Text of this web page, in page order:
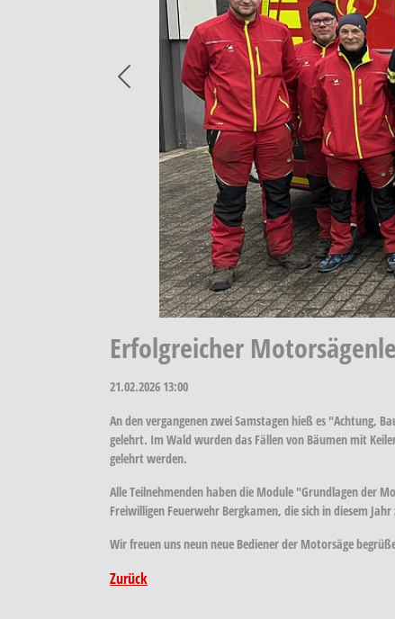
Previous
Erfolgreicher
21.02.2026 13:00
An den vergangenen zwei Samstagen hieß es "Achtung,
gelehrt. Im Wald wurden das Fällen von Bäumen mit
gelehrt werden.
Alle Teilnehmenden haben die Module "Grundlagen der
Freiwilligen Feuerwehr Bergkamen, die sich in diesem
Wir freuen uns neun neue Bediener der Motorsäge
Zurück